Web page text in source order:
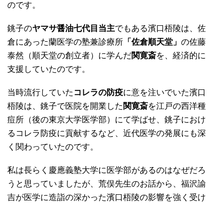
のです。
銚子のヤマサ醤油七代目当主でもある濱口梧陵は、佐
倉にあった蘭医学の塾兼診療所 「佐倉順天堂」 の佐藤
泰然（順天堂の創立者）に学んだ関寛斎を、経済的に
支援していたのです。
当時流行していた コレラの防疫に意を注いでいた濱口
梧陵は、銚子で医院を開業した 関寛斎を江戸の西洋種
痘所（後の東京大学医学部）にて学ばせ、銚子におけ
るコレラ防疫に貢献するなど、近代医学の発展にも深
く関わっていたのです。
私は長らく慶應義塾大学に医学部があるのはなぜだろ
うと思っていましたが、荒俣先生のお話から、福沢諭
吉が医学に造詣の深かった濱口梧陵の影響を強く受け